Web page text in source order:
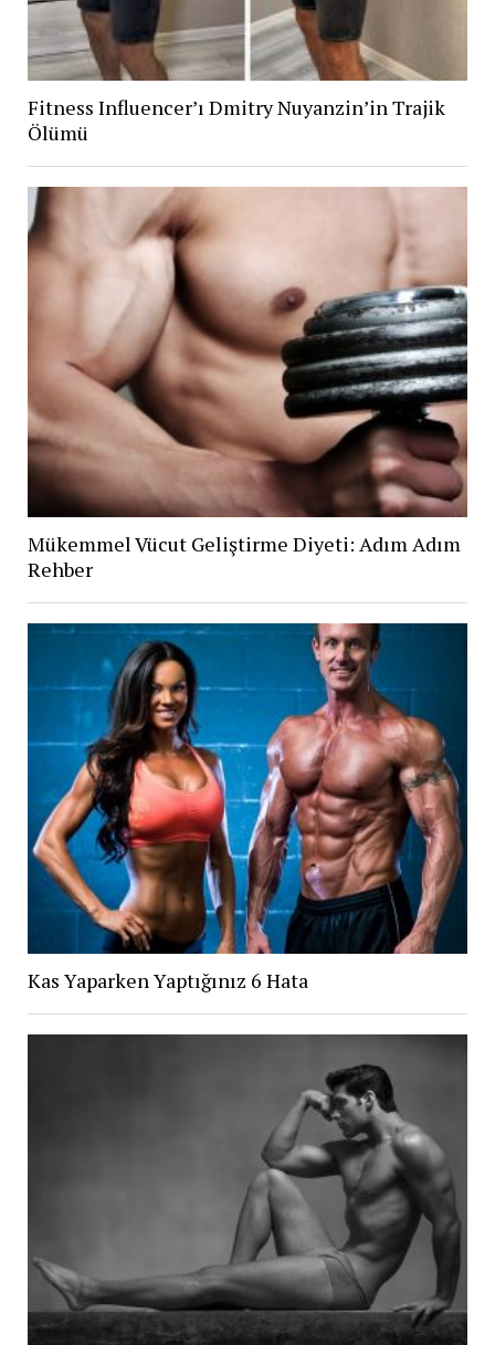
Fitness Influencer’ı Dmitry Nuyanzin’in Trajik
Ölümü
Mükemmel Vücut Geliştirme Diyeti: Adım Adım
Rehber
Kas Yaparken Yaptığınız 6 Hata